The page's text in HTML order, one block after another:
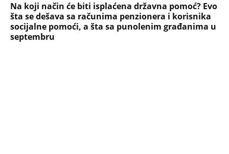
Na koji način će biti isplaćena državna pomoć? Evo
šta se dešava sa računima penzionera i korisnika
socijalne pomoći, a šta sa punolenim građanima u
septembru